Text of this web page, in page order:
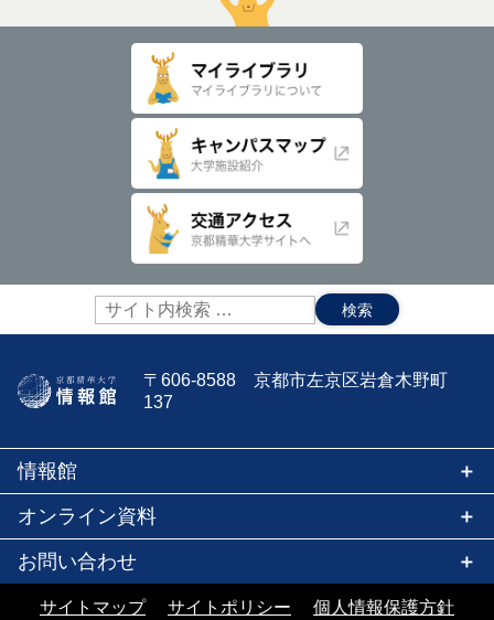
サ
イ
ト
検
索:
〒606-8588 京都市左京区岩倉木野町
137
情報館
オンライン資料
お問い合わせ
サイトマップ サイトポリシー 個人情報保護方針